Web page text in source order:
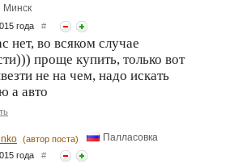
Минск
года #
нет, во всяком случае
проще купить, только вот
не на чем, надо искать
а авто
(автор поста) Палласовка
года #